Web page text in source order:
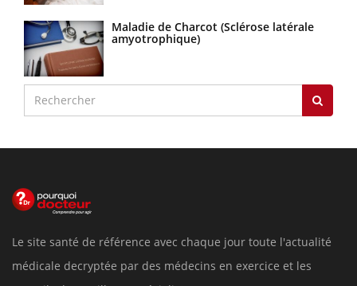
Maladie de Charcot (Sclérose latérale
amyotrophique)
Le site santé de référence avec chaque jour toute l'actualité
médicale decryptée par des médecins en exercice et les